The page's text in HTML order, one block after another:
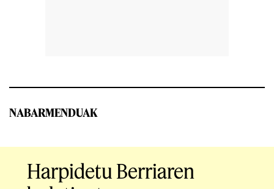
NABARMENDUAK
Harpidetu Berriaren